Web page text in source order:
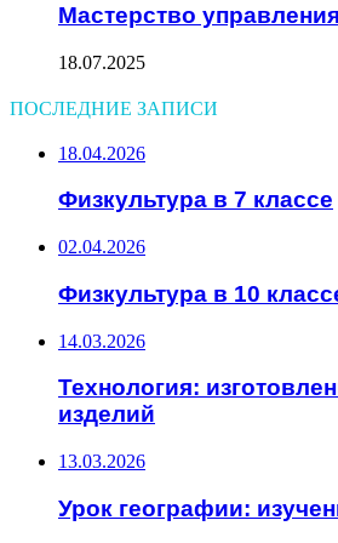
Мастерство
18.07.2025
ПОСЛЕДНИЕ ЗАПИСИ
18.04.2026
Физкультура в 7 классе
02.04.2026
Физкультура в 10
14.03.2026
Технология:
изделий
13.03.2026
Урок географии: